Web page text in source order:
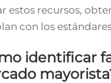
estos recursos,
con los
identificar